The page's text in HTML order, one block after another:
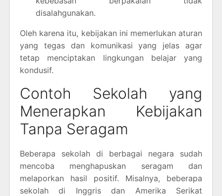
disalahgunakan.
Oleh karena itu, kebijakan ini memerlukan aturan
yang tegas dan komunikasi yang jelas agar
tetap menciptakan lingkungan belajar yang
kondusif.
Contoh Sekolah yang
Menerapkan Kebijakan
Tanpa Seragam
Beberapa sekolah di berbagai negara sudah
mencoba menghapuskan seragam dan
melaporkan hasil positif. Misalnya, beberapa
sekolah di Inggris dan Amerika Serikat